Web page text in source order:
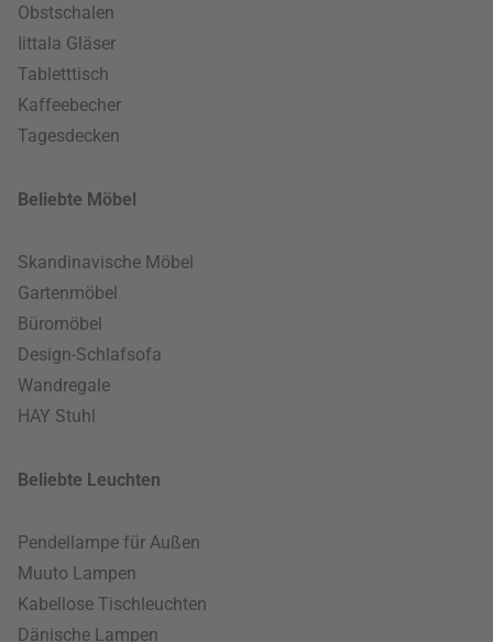
Obstschalen
Iittala Gläser
Tabletttisch
Kaffeebecher
Tagesdecken
Beliebte Möbel
Skandinavische Möbel
Gartenmöbel
Büromöbel
Design-Schlafsofa
Wandregale
HAY Stuhl
Beliebte Leuchten
Pendellampe für Außen
Muuto Lampen
Kabellose Tischleuchten
Dänische Lampen